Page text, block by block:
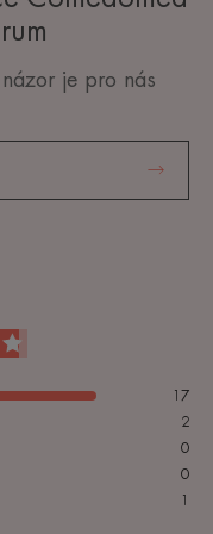
je pro nás
17
2
0
0
1